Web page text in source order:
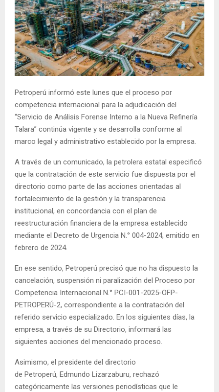
Petroperú informó este lunes que el proceso por
competencia internacional para la adjudicación del
“Servicio de Análisis Forense Interno a la Nueva Refinería
Talara” continúa vigente y se desarrolla conforme al
marco legal y administrativo establecido por la empresa.
A través de un comunicado, la petrolera estatal especificó
que la contratación de este servicio fue dispuesta por el
directorio como parte de las acciones orientadas al
fortalecimiento de la gestión y la transparencia
institucional, en concordancia con el plan de
reestructuración financiera de la empresa establecido
mediante el Decreto de Urgencia N.° 004-2024, emitido en
febrero de 2024.
En ese sentido, Petroperú precisó que no ha dispuesto la
cancelación, suspensión ni paralización del Proceso por
Competencia Internacional N.° PCI-001-2025-OFP-
PETROPERÚ-2, correspondiente a la contratación del
referido servicio especializado. En los siguientes días, la
empresa, a través de su Directorio, informará las
siguientes acciones del mencionado proceso.
Asimismo, el presidente del directorio
de Petroperú, Edmundo Lizarzaburu, rechazó
categóricamente las versiones periodísticas que le